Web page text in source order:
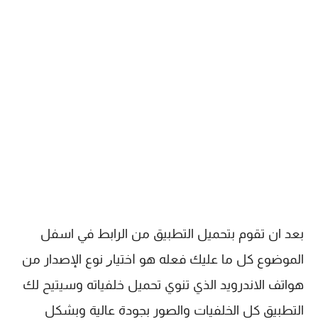
بعد ان تقوم بتحميل التطبيق من الرابط في اسفل
الموضوع كل ما عليك ﻓﻌﻠﻪ هو ﺍﺧﺘﻴﺎﺭ نوع الإصدار من
هواتف الاندرويد الذي تنوي تحميل خلفياته وسيتيح لك
التطبيق كل الخلفيات والصور بجودة عالية وبشكل